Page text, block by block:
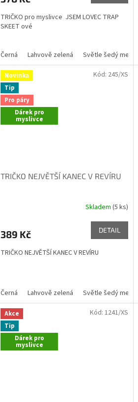
TRIČKO pro myslivce JSEM LOVEC TRAP
SKEET ové
Černá Lahvově zelená Světle šedý melír
Novinka
Tip
Pro páry
Dárek pro
myslivce
TRIČKO NEJVĚTŠÍ KANEC V REVÍRU
je
z
Skladem (5 ks)
389 Kč DETAIL
TRIČKO NEJVĚTŠÍ KANEC V REVÍRU
Černá Lahvově zelená Světle šedý melír
Kód: 245/XS
Akce
Tip
Dárek pro
myslivce
Kód: 1241/XS